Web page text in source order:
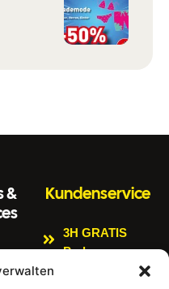
&
Kundenservice
3H GRATIS
Parken
Kinderspielbere